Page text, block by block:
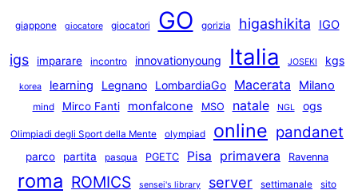
giappone giocatore giocatori GO gorizia higashikita IGO
igs imparare incontro innovationyoung Italia JOSEKI kgs
korea learning Legnano LombardiaGo Macerata Milano
mind Mirco Fanti monfalcone MSO natale NGL ogs
Olimpiadi degli Sport della Mente olympiad online pandanet
parco partita pasqua PGETC Pisa primavera Ravenna
roma ROMICS sensei's library server settimanale sito